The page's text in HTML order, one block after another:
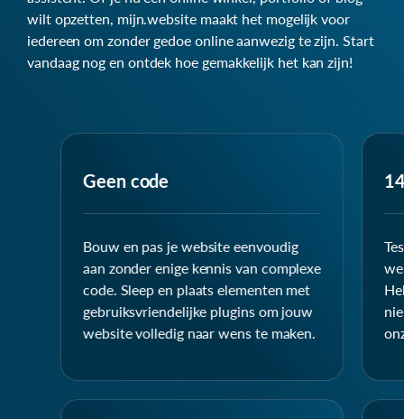
wilt opzetten, mijn.website maakt het mogelijk voor
iedereen om zonder gedoe online aanwezig te zijn. Start
vandaag nog en ontdek hoe gemakkelijk het kan zijn!
Geen code
Bouw en pas je website eenvoudig
aan zonder enige kennis van complexe
code. Sleep en plaats elementen met
gebruiksvriendelijke plugins om jouw
website volledig naar wens te maken.